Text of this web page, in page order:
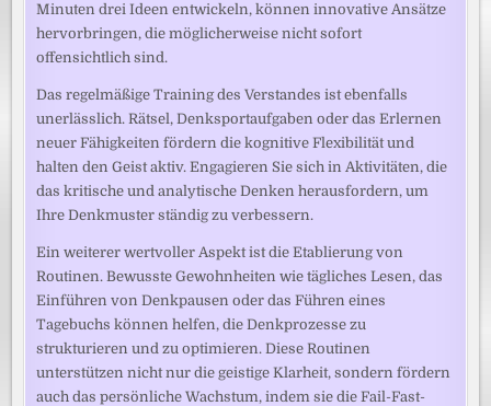
Minuten drei Ideen entwickeln, können innovative Ansätze
hervorbringen, die möglicherweise nicht sofort
offensichtlich sind.
Das regelmäßige Training des Verstandes ist ebenfalls
unerlässlich. Rätsel, Denksportaufgaben oder das Erlernen
neuer Fähigkeiten fördern die kognitive Flexibilität und
halten den Geist aktiv. Engagieren Sie sich in Aktivitäten, die
das kritische und analytische Denken herausfordern, um
Ihre Denkmuster ständig zu verbessern.
Ein weiterer wertvoller Aspekt ist die Etablierung von
Routinen. Bewusste Gewohnheiten wie tägliches Lesen, das
Einführen von Denkpausen oder das Führen eines
Tagebuchs können helfen, die Denkprozesse zu
strukturieren und zu optimieren. Diese Routinen
unterstützen nicht nur die geistige Klarheit, sondern fördern
auch das persönliche Wachstum, indem sie die Fail-Fast-